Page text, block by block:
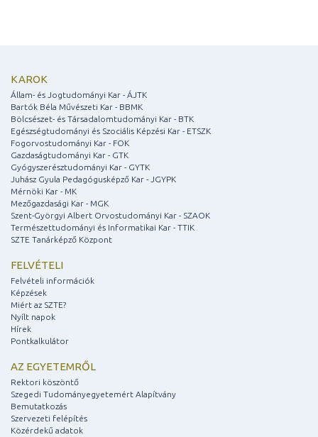
KAROK
Állam- és Jogtudományi Kar - ÁJTK
Bartók Béla Művészeti Kar - BBMK
Bölcsészet- és Társadalomtudományi Kar - BTK
Egészségtudományi és Szociális Képzési Kar - ETSZK
Fogorvostudományi Kar - FOK
Gazdaságtudományi Kar - GTK
Gyógyszerésztudományi Kar - GYTK
Juhász Gyula Pedagógusképző Kar - JGYPK
Mérnöki Kar - MK
Mezőgazdasági Kar - MGK
Szent-Györgyi Albert Orvostudományi Kar - SZAOK
Természettudományi és Informatikai Kar - TTIK
SZTE Tanárképző Központ
FELVÉTELI
Felvételi információk
Képzések
Miért az SZTE?
Nyílt napok
Hírek
Pontkalkulátor
AZ EGYETEMRŐL
Rektori köszöntő
Szegedi Tudományegyetemért Alapítvány
Bemutatkozás
Szervezeti felépítés
Közérdekű adatok